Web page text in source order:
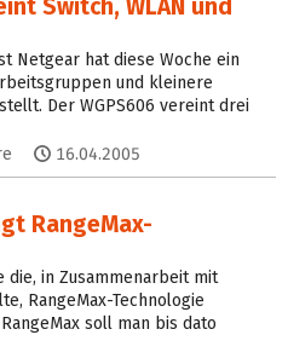
Switch, WLAN und
Netgear hat diese Woche ein
und kleinere
Der WGPS606 vereint drei
16.04.2005
RangeMax-
die, in Zusammenarbeit mit
RangeMax-Technologie
soll man bis dato